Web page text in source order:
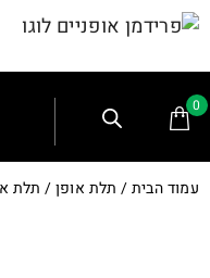
0
עמוד הבית/ תלת אופן/ תלת